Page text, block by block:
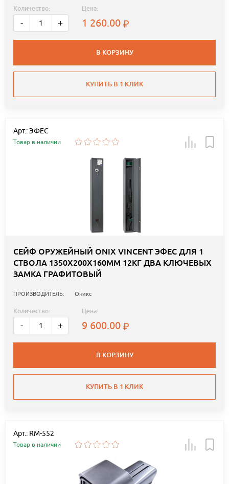
Количество:
- +
Цена:
1 260.00
В КОРЗИНУ
КУПИТЬ В 1 КЛИК
Арт.: ЭФЕС
Товар в наличии
СЕЙФ ОРУЖЕЙНЫЙ ONIX VINCENT ЭФЕС ДЛЯ 1
СТВОЛА 1350Х200Х160ММ 12КГ ДВА КЛЮЧЕВЫХ
ЗАМКА ГРАФИТОВЫЙ
ПРОИЗВОДИТЕЛЬ: Оникс
Количество:
- +
Цена:
9 600.00
В КОРЗИНУ
КУПИТЬ В 1 КЛИК
Арт.: RM-552
Товар в наличии